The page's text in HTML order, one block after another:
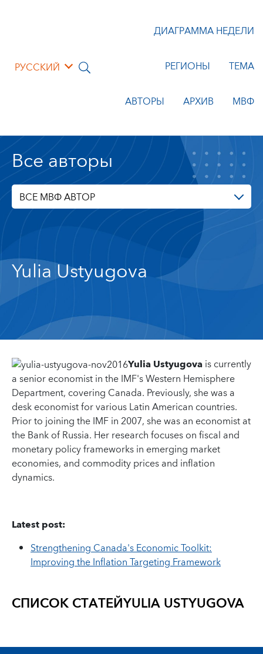
РУССКИЙ
ДИАГРАММА НЕДЕЛИ
РЕГИОНЫ ТЕМА
АВТОРЫ АРХИВ МВФ
Все авторы
ВСЕ МВФ АВТОР
Yulia Ustyugova
Yulia Ustyugovais currently
a senior economist in the IMF's Western Hemisphere
Department, covering Canada. Previously, she was a
desk economist for various Latin American countries.
Prior to joining the IMF in 2007, she was an economist at
the Bank of Russia. Her research focuses on fiscal and
monetary policy frameworks in emerging market
economies, and commodity prices and inflation
dynamics.
Latest post:
Strengthening Canada's Economic Toolkit:
Improving the Inflation Targeting Framework
СПИСОК СТАТЕЙYULIA USTYUGOVA